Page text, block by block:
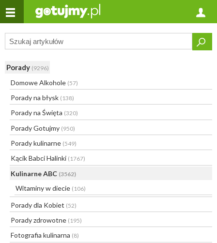
Porady (9296)
Domowe Alkohole (57)
Porady na błysk (138)
Porady na Święta (320)
Porady Gotujmy (950)
Porady kulinarne (549)
Kącik Babci Halinki (1767)
Kulinarne ABC (3562)
Witaminy w diecie (106)
Porady dla Kobiet (52)
Porady zdrowotne (195)
Fotografia kulinarna (8)